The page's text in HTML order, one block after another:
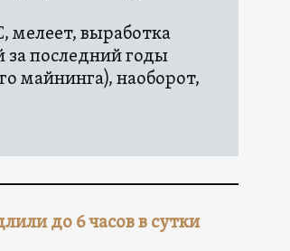
мелеет, выработка
за последний годы
майнинга), наоборот,
до 6 часов в сутки